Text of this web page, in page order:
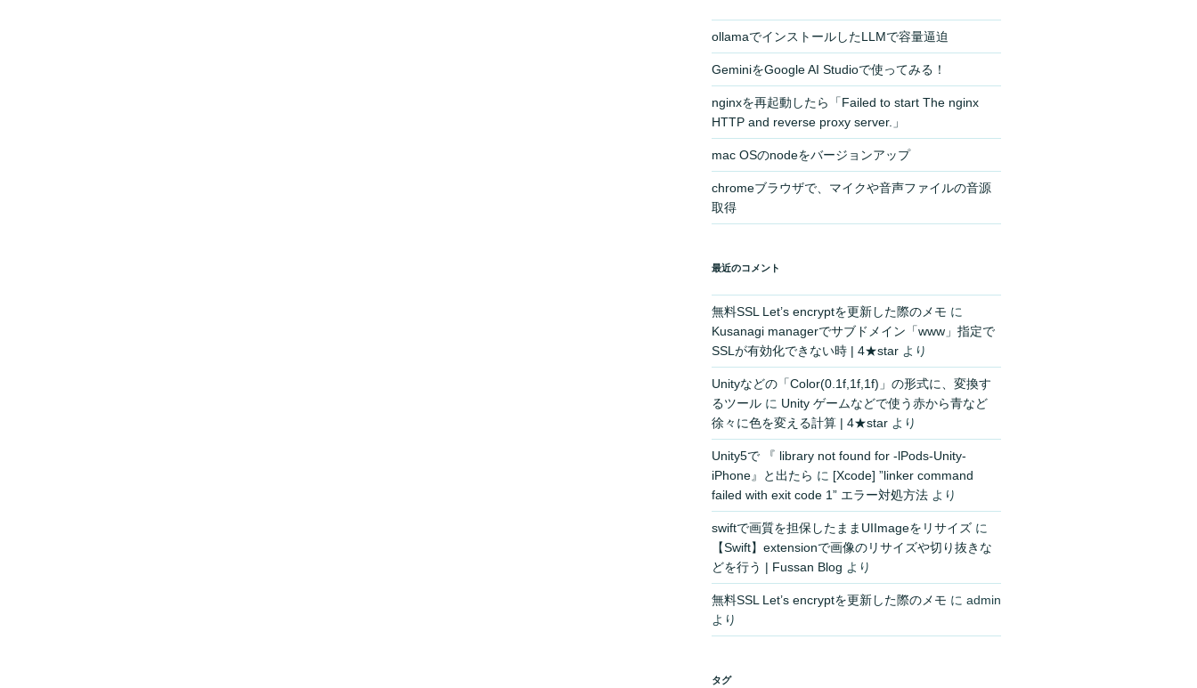
ollamaでインストールしたLLMで容量逼迫
GeminiをGoogle AI Studioで使ってみる！
nginxを再起動したら「Failed to start The nginx
HTTP and reverse proxy server.」
mac OSのnodeをバージョンアップ
chromeブラウザで、マイクや音声ファイルの音源
取得
最近のコメント
無料SSL Let’s encryptを更新した際のメモ に
Kusanagi managerでサブドメイン「www」指定で
SSLが有効化できない時 | 4★starより
Unityなどの「Color(0.1f,1f,1f)」の形式に、変換す
るツールに Unity ゲームなどで使う赤から青など
徐々に色を変える計算 | 4★starより
Unity5で 『 library not found for -lPods-Unity-
iPhone』と出たら に [Xcode] ”linker command
failed with exit code 1” エラー対処方法より
swiftで画質を担保したままUIImageをリサイズに
【Swift】extensionで画像のリサイズや切り抜きな
どを行う | Fussan Blog より
無料SSL Let’s encryptを更新した際のメモ に admin
より
タグ